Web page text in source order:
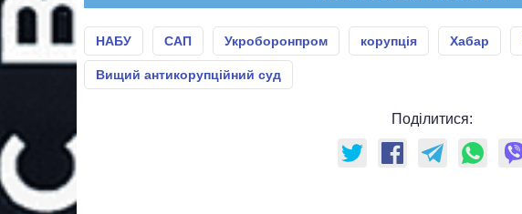
НАБУ САП Укроборонпром корупція Хабар
Вищий антикорупційний суд
Поділитися: